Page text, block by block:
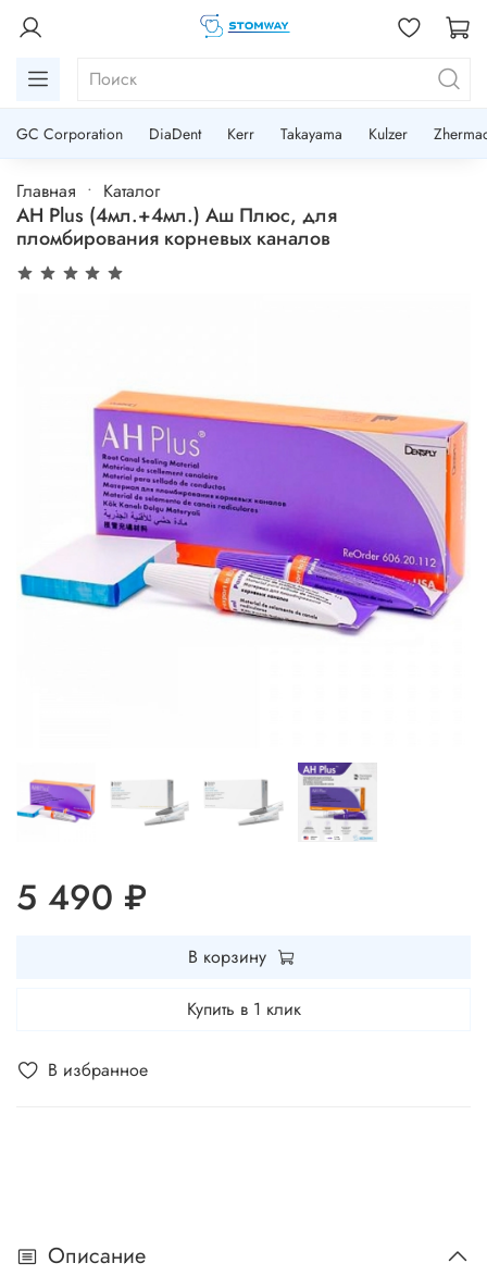
GC Corporation DiaDent Kerr Takayama Kulzer
Главная Каталог
AH Plus (4мл.+4мл.) Аш Плюс, для
пломбирования корневых каналов
В избранное
5 490 ₽
В корзину
Купить в 1 клик
Описание